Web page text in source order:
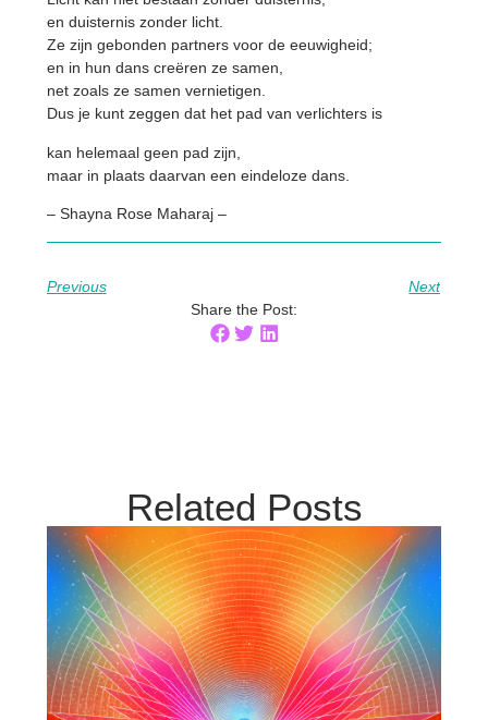
en duisternis zonder licht.
Ze zijn gebonden partners voor de eeuwigheid;
en in hun dans creëren ze samen,
net zoals ze samen vernietigen.
Dus je kunt zeggen dat het pad van verlichters is
kan helemaal geen pad zijn,
maar in plaats daarvan een eindeloze dans.
– Shayna Rose Maharaj –
Previous
Next
Share the Post:
Related Posts